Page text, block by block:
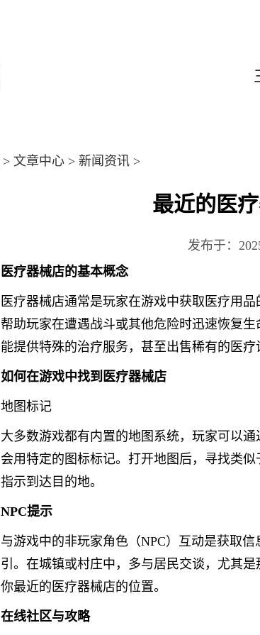
> 文章中心 > 新闻资讯 >
最近的医
发布于：
医疗器械店的基本概念
医疗器械店通常是玩家在游戏中获取医疗用
帮助玩家在遭遇战斗或其他危险时迅速恢复
能提供特殊的治疗服务，甚至出售稀有的医疗
如何在游戏中找到医疗器械店
地图标记
大多数游戏都有内置的地图系统，玩家可以
会用特定的图标标记。打开地图后，寻找类
指示到达目的地。
NPC提示
与游戏中的非玩家角色（NPC）互动是获取
引。在城镇或村庄中，多与居民交谈，尤其
你最近的医疗器械店的位置。
在线社区与攻略